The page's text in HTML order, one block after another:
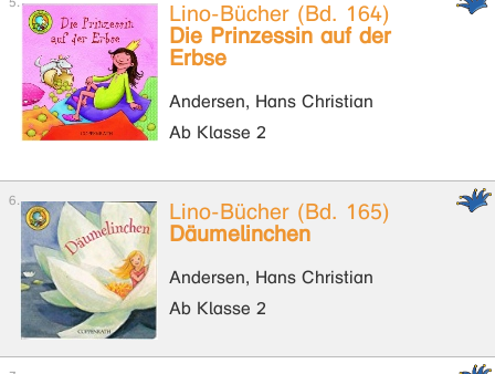
Lino-Bücher (Bd. 164)
Die Prinzessin auf der
Erbse
Andersen, Hans Christian
Ab Klasse 2
Lino-Bücher (Bd. 165)
Däumelinchen
Andersen, Hans Christian
Ab Klasse 2